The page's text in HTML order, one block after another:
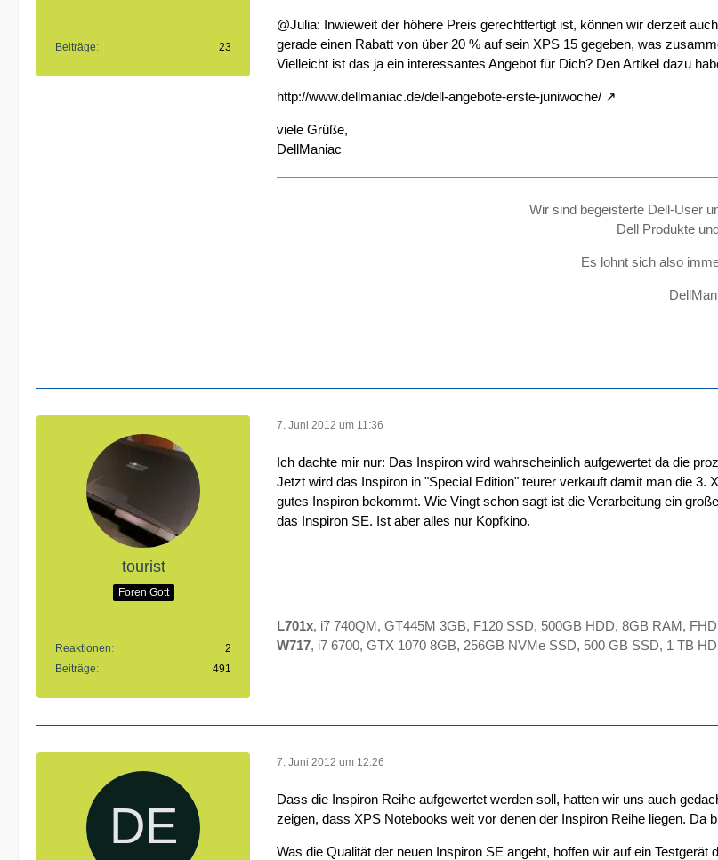
Beiträge 23
@Julia: Inwieweit der höhere Preis gerechtfertigt ist, können wir derzeit
gerade einen Rabatt von über 20 % auf sein XPS 15 gegeben, was
Vielleicht ist das ja ein interessantes Angebot für Dich? Den Artikel dazu
http://www.dellmaniac.de/dell-angebote-erste-juniwoche/
viele Grüße,
DellManiac
Wir sind begeisterte Dell-User
Dell Produkte
Es lohnt sich also
tourist
Foren Gott
Reaktionen
2
Beiträge
491
7. Juni 2012 um 11:36
Ich dachte mir nur: Das Inspiron wird wahrscheinlich aufgewertet da die
Jetzt wird das Inspiron in "Special Edition" teurer verkauft damit man die
gutes Inspiron bekommt. Wie Vingt schon sagt ist die Verarbeitung ein
das Inspiron SE. Ist aber alles nur Kopfkino.
L701x, i7 740QM, GT445M 3GB, F120 SSD, 500GB HDD, 8GB RAM,
W717, i7 6700, GTX 1070 8GB, 256GB NVMe SSD, 500 GB SSD, 1 TB
7. Juni 2012 um 12:26
Dass die Inspiron Reihe aufgewertet werden soll, hatten wir uns auch
zeigen, dass XPS Notebooks weit vor denen der Inspiron Reihe liegen. Da
Was die Qualität der neuen Inspiron SE angeht, hoffen wir auf ein